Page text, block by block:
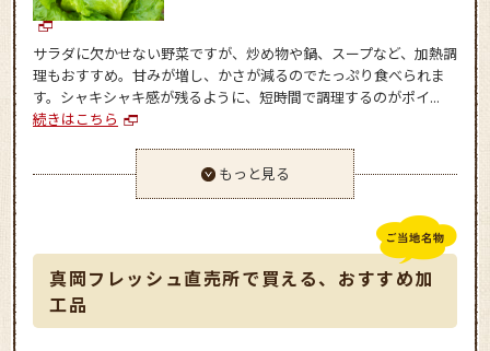
サラダに欠かせない野菜ですが、炒め物や鍋、スープなど、加熱調
理もおすすめ。甘みが増し、かさが減るのでたっぷり食べられま
す。シャキシャキ感が残るように、短時間で調理するのがポイ...
続きはこちら
もっと見る
真岡フレッシュ直売所で買える、おすすめ加
工品